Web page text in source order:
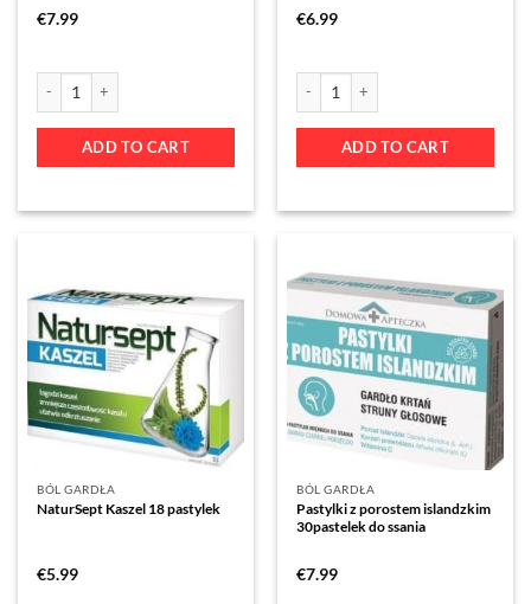
€7.99
ADD TO CART
€6.99
ADD TO CART
BÓL GARDŁA
NaturSept Kaszel 18 pastylek
€5.99
BÓL GARDŁA
Pastylki z porostem islandzkim
30pastelek do ssania
€7.99